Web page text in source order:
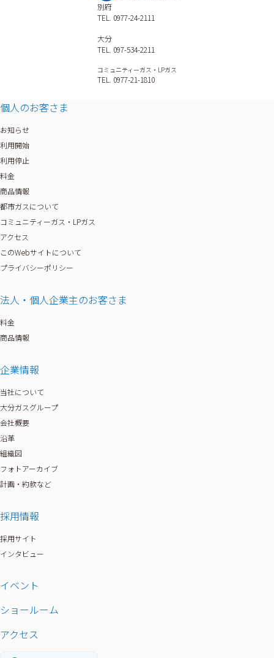
別府
TEL. 0977-24-2111
大分
TEL. 097-534-2211
コミュニティーガス・LPガス
TEL. 0977-21-1810
個人のお客さま
お知らせ
利用開始
利用停止
料金
商品情報
都市ガスについて
コミュニティーガス・LPガス
アクセス
このWebサイトについて
プライバシーポリシー
法人・個人企業主のお客さま
料金
商品情報
企業情報
当社について
大分ガスグループ
会社概要
沿革
組織図
フォトアーカイブ
計画・約款など
採用情報
採用サイト
インタビュー
その他
イベント
ショールーム
アクセス